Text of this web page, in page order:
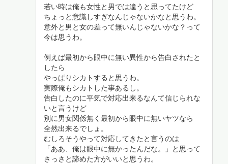
若い時は俺も女性と男では違うと思ってたけど
ちょっと意識しすぎなんじゃないかなと思うわ。
意外と男と女の差って無いんじゃないかな？って
今は思うわ。
例えば最初から眼中に無い異性から告白されたと
したら
やっぱりシカトすると思うわ。
実際俺もシカトした事あるし。
告白したのに平気で対応出来るなんて信じられな
いと言うけど
別に男女関係無く最初から眼中に無いヤツなら
全然出来るでしょ。
むしろそうやって対応してきたと言うのは
「ああ、俺は眼中に無かったんだな。」と思って
さっさと諦めた方がいいと思うわ。